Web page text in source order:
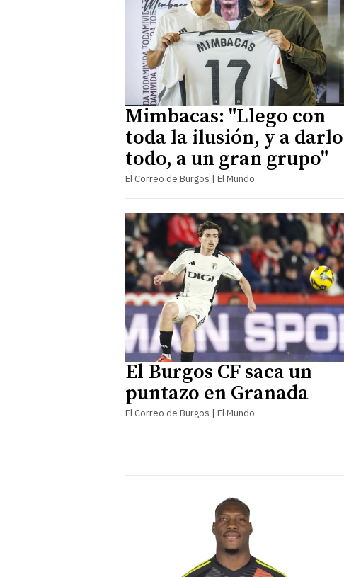
Mimbacas: "Llego con
toda la ilusión, y a darlo
todo, a un gran grupo"
El Correo de Burgos | El Mundo
El Burgos CF saca un
puntazo en Granada
El Correo de Burgos | El Mundo